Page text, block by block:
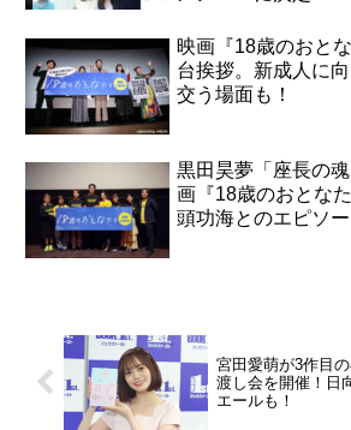
映画『18歳のおと
台挨拶。新成人に
交う場面も！
黒田昊夢「座長の
画『18歳のおとな
頭功海とのエピソ
宮田愛萌が3作目
渡し会を開催！日
エールも！